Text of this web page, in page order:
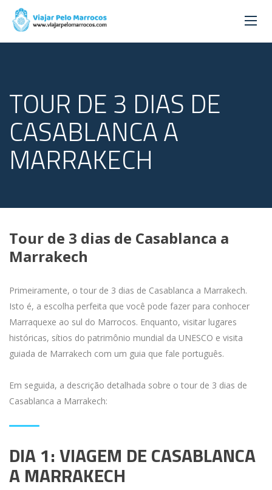
TOUR DE 3 DIAS DE
CASABLANCA A
MARRAKECH
Tour de 3 dias de Casablanca a
Marrakech
Primeiramente, o tour de 3 dias de Casablanca a Marrakech.
Isto é, a escolha perfeita que você pode fazer para conhocer
Marraquexe ao sul do Marrocos. Enquanto, visitar lugares
históricas, sítios do patrimônio mundial da UNESCO e visita
guiada de Marrakech com um guia que fale português.
Em seguida, a descrição detalhada sobre o tour de 3 dias de
Casablanca a Marrakech:
DIA 1: VIAGEM DE CASABLANCA
A MARRAKECH